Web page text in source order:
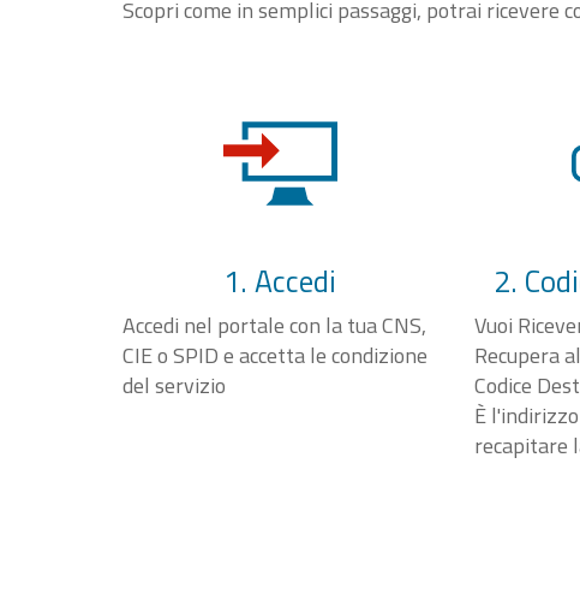
Scopri come in semplici passaggi, potrai
1. Accedi
Accedi nel portale con la tua CNS,
CIE o SPID e accetta le condizione
del servizio
2.
Vuoi
Recupera
Codice
È
recapitare